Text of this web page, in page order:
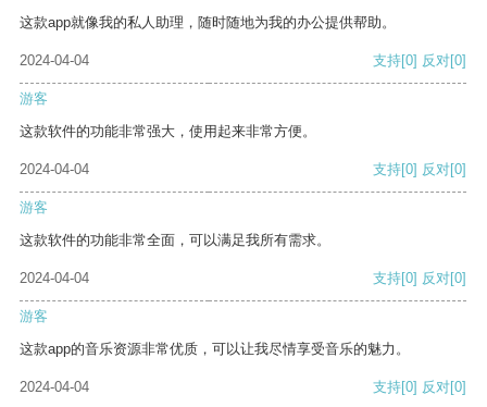
这款app就像我的私人助理，随时随地为我的办公提供帮助。
2024-04-04 支持[0] 反对[0]
游客
这款软件的功能非常强大，使用起来非常方便。
2024-04-04 支持[0] 反对[0]
游客
这款软件的功能非常全面，可以满足我所有需求。
2024-04-04 支持[0] 反对[0]
游客
这款app的音乐资源非常优质，可以让我尽情享受音乐的魅力。
2024-04-04 支持[0] 反对[0]